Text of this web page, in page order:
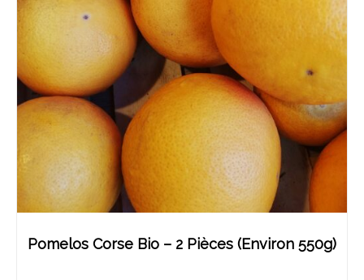
Pomelos Corse Bio – 2 Pièces (environ 550g)